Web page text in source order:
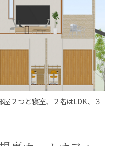
２つと寝室、２階はLDK、３